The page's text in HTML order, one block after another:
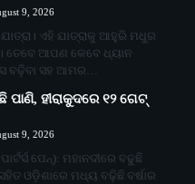
9, 2026
ଏହି ଯାତ୍ରାକୁ ଆହୁରି ମଧୁର
ତେବେ ଆପଣ କେବେ ଧ୍ୟାନ
ବଢ଼ିବା ସହ ଆମର…
ପାଣି, ହୀରାକୁଦରେ ୧୨ ଗେଟ୍
9, 2026
ପେନ୍‌): ମହାନଦୀରେ ବଢୁଛି
ଓଡ଼ିଶାରେ ମଧ୍ୟ ବଢ଼ିଛି ବର୍ଷାର